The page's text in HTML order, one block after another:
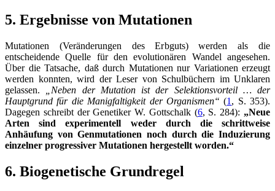
5. Ergebnisse von Mutationen
Mutationen (Veränderungen des Erbguts) werden als die
entscheidende Quelle für den evolutionären Wandel angesehen.
Über die Tatsache, daß durch Mutationen nur Variationen erzeugt
werden konnten, wird der Leser von Schulbüchern im Unklaren
gelassen.
„Neben der Mutation ist der Selektionsvorteil … der
Hauptgrund für die Manigfaltigkeit der Organismen“ (1 , S. 353).
Dagegen schreibt der Genetiker W. Gottschalk (6, S. 284): „Neue
Arten sind experimentell weder durch die schrittweise
Anhäufung von Genmutationen noch durch die Induzierung
einzelner progressiver Mutationen hergestellt worden.“
6. Biogenetische Grundregel